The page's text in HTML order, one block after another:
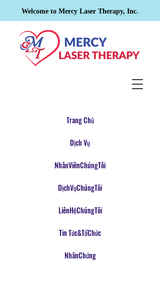
Welcome to Mercy Laser Therapy, Inc.
Trang Chủ
Dịch Vụ
NhânViênChúngTôi
DịchVụChúngTôi
LiênHệChúngTôi
Tin Tức&TổChức
NhânChứng